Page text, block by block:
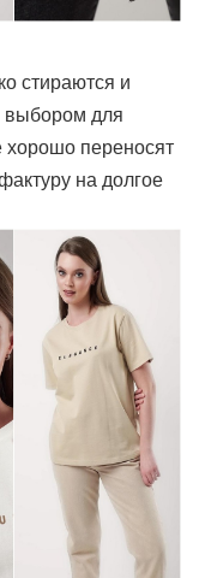
стираются и
выбором для
хорошо переносят
на долгое